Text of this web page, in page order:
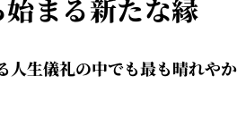
始まる新たな縁
人生儀礼の中でも最も晴れや